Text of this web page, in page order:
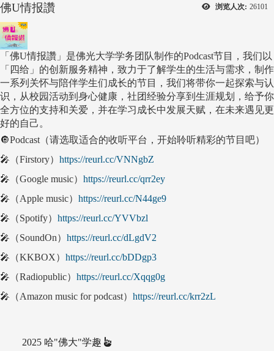
浏览人次: 26101
佛U情报讚
「佛U情报讚」是佛光大学学务团队制作的Podcast节目，我们以
「四给」的创新服务精神，致力于了解学生的生活与需求，制作
一系列关怀与陪伴学生们成长的节目，我们将带你一起探索与认
识，从校园活动到身心健康，社团经验分享到生涯规划，给予你
全方位的支持和关爱，并在学习成长中发展天赋，在未来遇见更
好的自己。
🔘Podcast（请选取适合的收听平台，开始聆听精彩的节目吧）
🎤（Firstory） https://reurl.cc/VNNgbZ
🎤（Google music） https://reurl.cc/qrr2ey
🎤（Apple music） https://reurl.cc/N44ge9
🎤（Spotify） https://reurl.cc/YVVbzl
🎤（SoundOn） https://reurl.cc/dLgdV2
🎤（KKBOX） https://reurl.cc/bDDgp3
🎤（Radiopublic） https://reurl.cc/Xqqg0g
🎤（Amazon music for podcast） https://reurl.cc/krr2zL
2025 哈"佛大"学趣